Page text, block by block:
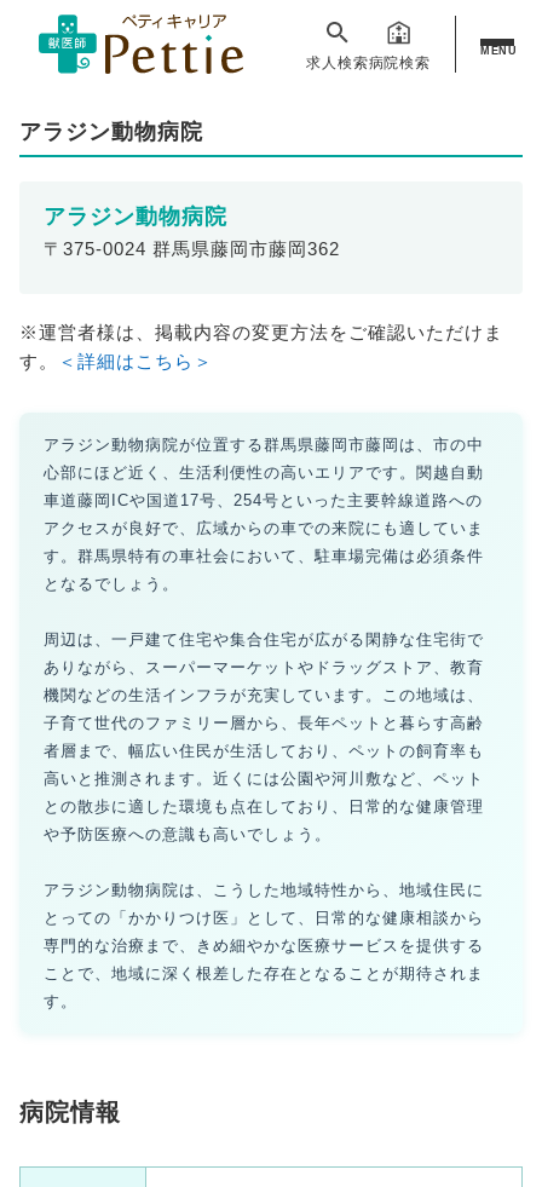
求人検索病院検索
MENU
アラジン動物病院
アラジン動物病院
〒375-0024 群馬県藤岡市藤岡362
※運営者様は、掲載内容の変更方法をご確認いただけま
す。
＜詳細はこちら＞
アラジン動物病院が位置する群馬県藤岡市藤岡は、市の中
心部にほど近く、生活利便性の高いエリアです。関越自動
車道藤岡ICや国道17号、254号といった主要幹線道路への
アクセスが良好で、広域からの車での来院にも適していま
す。群馬県特有の車社会において、駐車場完備は必須条件
となるでしょう。
周辺は、一戸建て住宅や集合住宅が広がる閑静な住宅街で
ありながら、スーパーマーケットやドラッグストア、教育
機関などの生活インフラが充実しています。この地域は、
子育て世代のファミリー層から、長年ペットと暮らす高齢
者層まで、幅広い住民が生活しており、ペットの飼育率も
高いと推測されます。近くには公園や河川敷など、ペット
との散歩に適した環境も点在しており、日常的な健康管理
や予防医療への意識も高いでしょう。
アラジン動物病院は、こうした地域特性から、地域住民に
とっての「かかりつけ医」として、日常的な健康相談から
専門的な治療まで、きめ細やかな医療サービスを提供する
ことで、地域に深く根差した存在となることが期待されま
す。
病院情報